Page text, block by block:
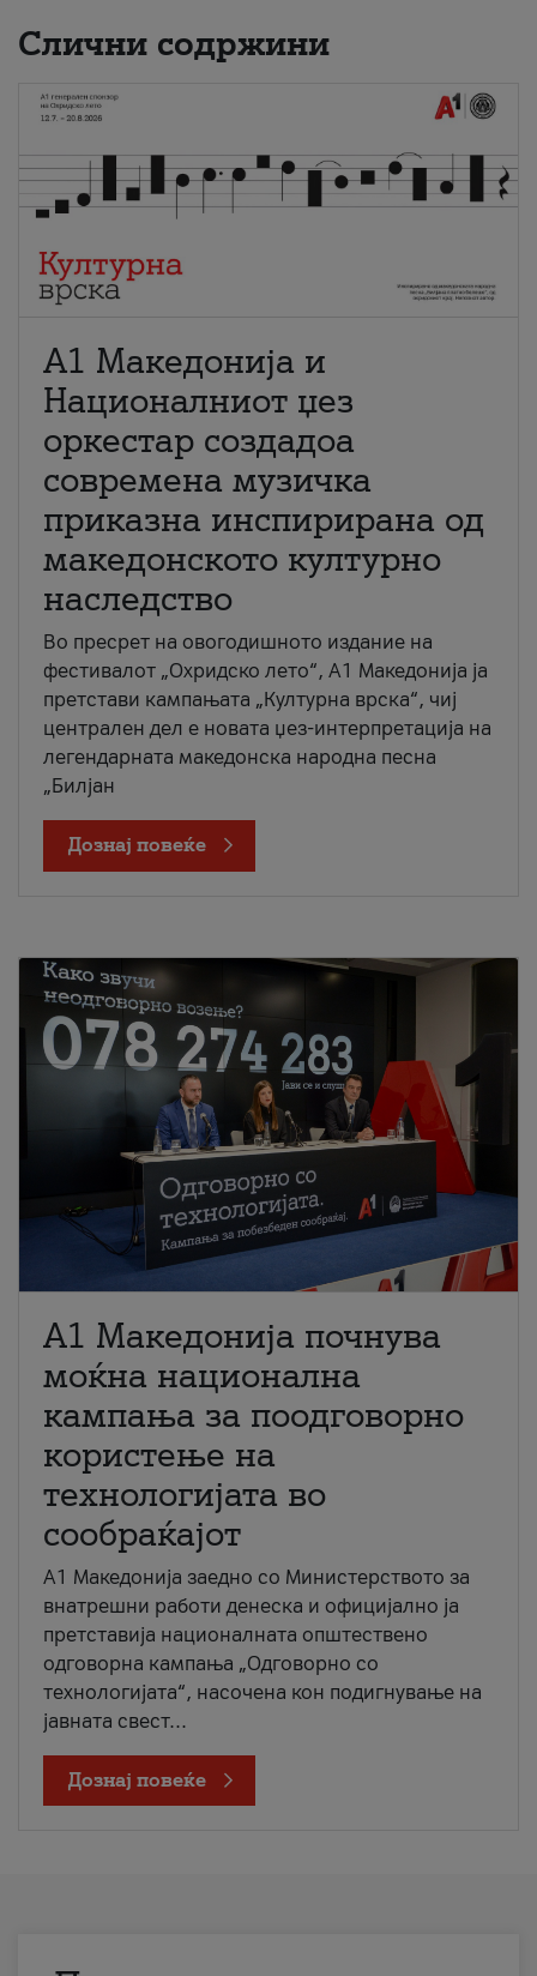
Слични содржини
А1 Македонија и
Националниот џез
оркестар создадоа
современа музичка
приказна инспирирана од
македонското културно
наследство
Во пресрет на овогодишното издание на
фестивалот „Охридско лето“, А1 Македонија ја
претстави кампањата „Културна врска“, чиј
централен дел е новата џез-интерпретација на
легендарната македонска народна песна
„Билјан
Дознај повеќе
A1 Македонија почнува
моќна национална
кампања за поодговорно
користење на
технологијата во
сообраќајот
A1 Македонија заедно со Министерството за
внатрешни работи денеска и официјално ја
претставија националната општествено
одговорна кампања „Одговорно со
технологијата“, насочена кон подигнување на
јавната свест...
Дознај повеќе